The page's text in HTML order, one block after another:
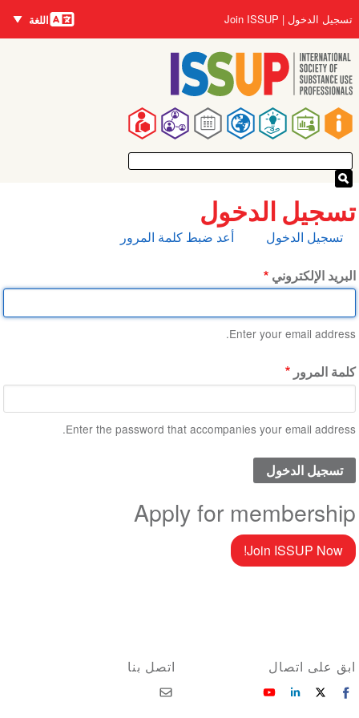
إلى
المحتوى
الرئيسي
Main
navigation
User
account
menu
تسجيل الدخول Join ISSUP اللغات
اللغة
تسجيل الدخول
التبويبات
الأساسية
تسجيل الدخول أعد ضبط كلمة المرور
البريد الإلكتروني
Enter your email address.
كلمة المرور
Enter the password that accompanies your email address.
Apply for membership
Join ISSUP Now!
اتصل بنا ابق على اتصال